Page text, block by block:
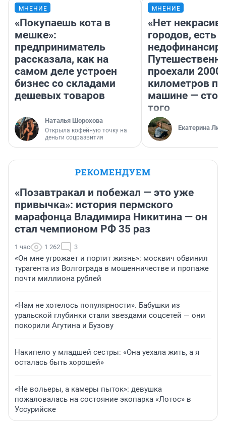
МНЕНИЕ
«Покупаешь кота в
мешке»:
предприниматель
рассказала, как на
самом деле устроен
бизнес со складами
дешевых товаров
Наталья Шорохова
Открыла кофейную точку на
деньги соцразвития
МНЕНИЕ
«Нет
городов, есть
проехали 2000
километров по
машине —
того
Екатерина
РЕКОМЕНДУЕМ
«Позавтракал и побежал — это уже
привычка»: история пермского
марафонца Владимира Никитина — он
стал чемпионом РФ 35 раз
1 час 1 262 3
«Он мне угрожает и портит жизнь»: москвич обвинил
турагента из Волгограда в мошенничестве и пропаже
почти миллиона рублей
«Нам не хотелось популярности». Бабушки из
уральской глубинки стали звездами соцсетей — они
покорили Агутина и Бузову
Накипело у младшей сестры: «Она уехала жить, а я
осталась быть хорошей»
«Не вольеры, а камеры пыток»: девушка
пожаловалась на состояние экопарка «Лотос» в
Уссурийске